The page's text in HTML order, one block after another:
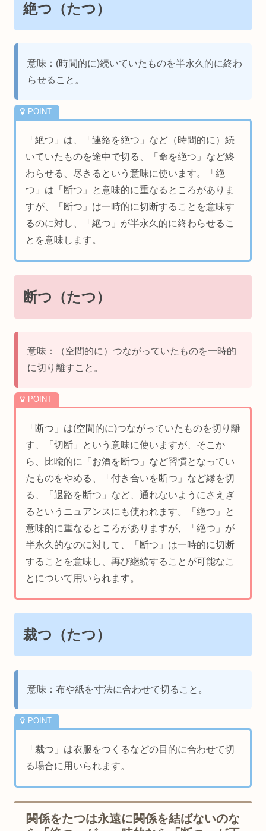
絶つ（たつ）
意味：(時間的に)続いていたものを半永久的に終わ
らせること。
「絶つ」は、「連絡を絶つ」など（時間的に）続
いていたものを途中で切る、「命を絶つ」など終
わらせる、尽きるという意味に使います。「絶
つ」は「断つ」と意味的に重なるところがありま
すが、「断つ」は一時的に切断することを意味す
るのに対し、「絶つ」が半永久的に終わらせるこ
とを意味します。
断つ（たつ）
意味：（空間的に）つながっていたものを一時的
に切り離すこと。
「断つ」は(空間的に)つながっていたものを切り離
す、「切断」という意味に使いますが、そこか
ら、比喩的に「お酒を断つ」など習慣となってい
たものをやめる、「付き合いを断つ」など縁を切
る、「退路を断つ」など、通れないようにさえぎ
るというニュアンスにも使われます。「絶つ」と
意味的に重なるところがありますが、「絶つ」が
半永久的なのに対して、「断つ」は一時的に切断
することを意味し、再び継続することが可能なこ
とについて用いられます。
裁つ（たつ）
意味：布や紙を寸法に合わせて切ること。
「裁つ」は衣服をつくるなどの目的に合わせて切
る場合に用いられます。
関係をたつは永遠に関係を結ばないのな